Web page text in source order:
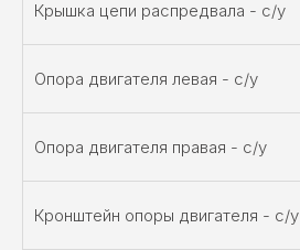
Крышка цепи распредвала - с/у
Опора двигателя левая - с/у
Опора двигателя правая - с/у
Кронштейн опоры двигателя - с/у